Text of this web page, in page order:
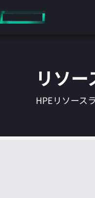
イ
ッ
リソ
HPEリソース